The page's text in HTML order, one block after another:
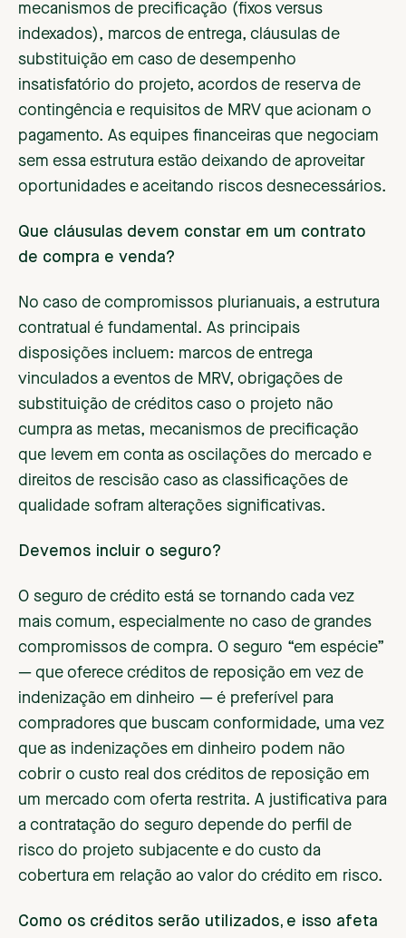
mecanismos de precificação (fixos versus
indexados), marcos de entrega, cláusulas de
substituição em caso de desempenho
insatisfatório do projeto, acordos de reserva de
contingência e requisitos de MRV que acionam o
pagamento. As equipes financeiras que negociam
sem essa estrutura estão deixando de aproveitar
oportunidades e aceitando riscos desnecessários.
Que cláusulas devem constar em um contrato
de compra e venda?
No caso de compromissos plurianuais, a estrutura
contratual é fundamental. As principais
disposições incluem: marcos de entrega
vinculados a eventos de MRV, obrigações de
substituição de créditos caso o projeto não
cumpra as metas, mecanismos de precificação
que levem em conta as oscilações do mercado e
direitos de rescisão caso as classificações de
qualidade sofram alterações significativas.
Devemos incluir o seguro?
O seguro de crédito está se tornando cada vez
mais comum, especialmente no caso de grandes
compromissos de compra. O seguro “em espécie”
— que oferece créditos de reposição em vez de
indenização em dinheiro — é preferível para
compradores que buscam conformidade, uma vez
que as indenizações em dinheiro podem não
cobrir o custo real dos créditos de reposição em
um mercado com oferta restrita. A justificativa para
a contratação do seguro depende do perfil de
risco do projeto subjacente e do custo da
cobertura em relação ao valor do crédito em risco.
Como os créditos serão utilizados, e isso afeta